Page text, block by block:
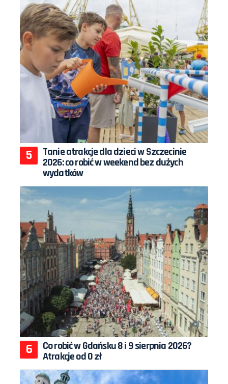
Tanie atrakcje dla dzieci w Szczecinie
2026: co robić w weekend bez dużych
wydatków
Co robić w Gdańsku 8 i 9 sierpnia 2026?
Atrakcje od 0 zł